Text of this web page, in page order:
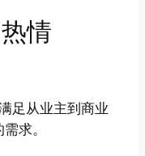
情
足从业主到商业
求。